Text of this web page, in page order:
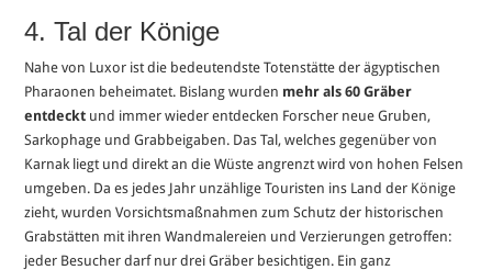
4. Tal der Könige
Nahe von Luxor ist die bedeutendste Totenstätte der ägyptischen
Pharaonen beheimatet. Bislang wurden mehr als 60 Gräber
entdeckt und immer wieder entdecken Forscher neue Gruben,
Sarkophage und Grabbeigaben. Das Tal, welches gegenüber von
Karnak liegt und direkt an die Wüste angrenzt wird von hohen Felsen
umgeben. Da es jedes Jahr unzählige Touristen ins Land der Könige
zieht, wurden Vorsichtsmaßnahmen zum Schutz der historischen
Grabstätten mit ihren Wandmalereien und Verzierungen getroffen:
jeder Besucher darf nur drei Gräber besichtigen. Ein ganz